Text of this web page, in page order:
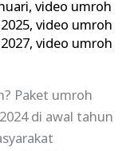
,video umroh
,video umroh
,video umroh
Paket umroh
di awal tahun